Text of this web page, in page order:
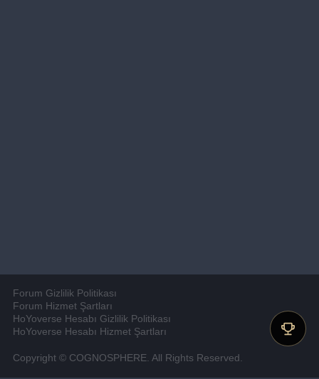
Forum Gizlilik Politikası
Forum Hizmet Şartları
HoYoverse Hesabı Gizlilik Politikası
HoYoverse Hesabı Hizmet Şartları
Copyright © COGNOSPHERE. All Rights Reserved.